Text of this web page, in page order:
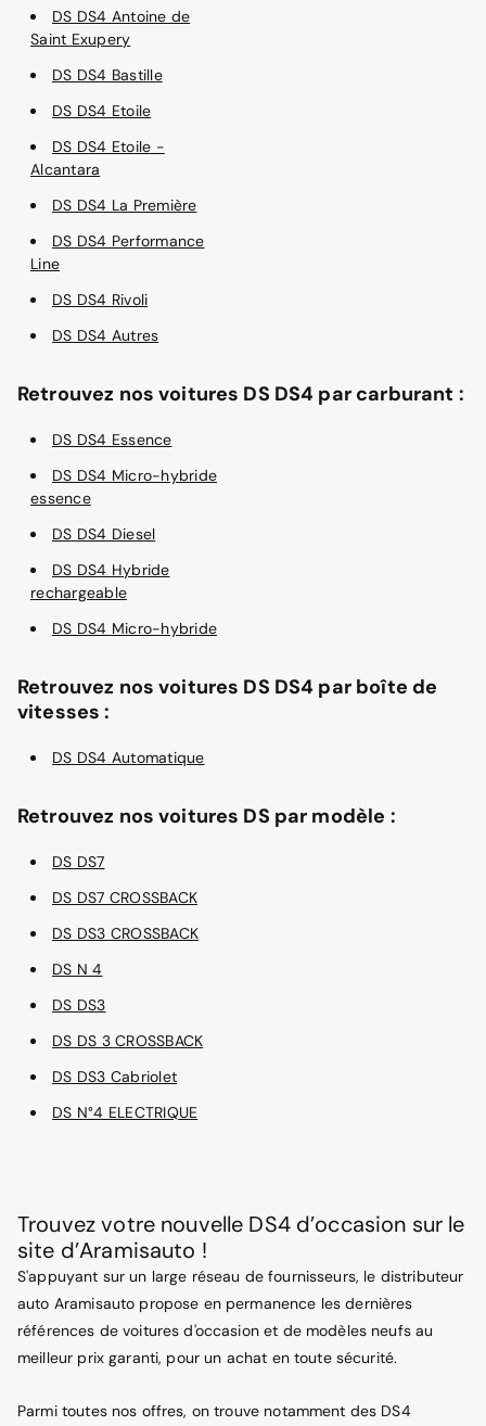
DS DS4 Antoine de
Saint Exupery
DS DS4 Bastille
DS DS4 Etoile
DS DS4 Etoile -
Alcantara
DS DS4 La Première
DS DS4 Performance
Line
DS DS4 Rivoli
DS DS4 Autres
Retrouvez nos voitures DS DS4 par carburant :
DS DS4 Essence
DS DS4 Micro-hybride
essence
DS DS4 Diesel
DS DS4 Hybride
rechargeable
DS DS4 Micro-hybride
Retrouvez nos voitures DS DS4 par boîte de
vitesses :
DS DS4 Automatique
Retrouvez nos voitures DS par modèle :
DS DS7
DS DS7 CROSSBACK
DS DS3 CROSSBACK
DS N 4
DS DS3
DS DS 3 CROSSBACK
DS DS3 Cabriolet
DS N°4 ELECTRIQUE
Trouvez votre nouvelle DS4 d’occasion sur le
site d’Aramisauto !
S'appuyant sur un large réseau de fournisseurs, le distributeur
auto Aramisauto propose en permanence les dernières
références de voitures d'occasion et de modèles neufs au
meilleur prix garanti, pour un achat en toute sécurité.
Parmi toutes nos offres, on trouve notamment des DS4